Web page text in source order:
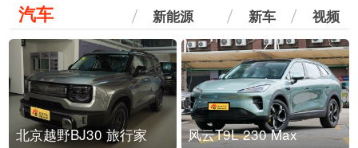
汽车 新能源 新车 视频
北京越野BJ30 旅行家 风云T9L 230 Max